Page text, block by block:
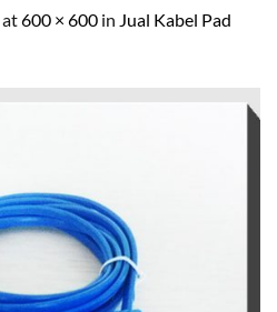
at600 × 600 in Jual Kabel Pad